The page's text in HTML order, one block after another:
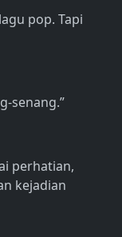
pop. Tapi
senang.”
perhatian,
kejadian